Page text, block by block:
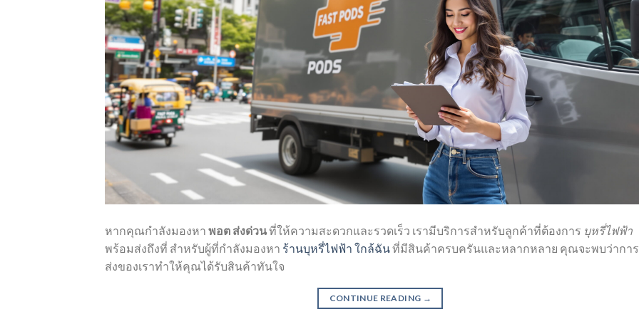
หากคุณกำลังมองหา พอต ส่งด่วนที่ให้ความสะดวกและรวดเร็ว เรามีบริการสำหรับลูกค้าที่ต้องการ บุหรี่ไฟฟ้า
พร้อมส่งถึงที่ สำหรับผู้ที่กำลังมองหา ร้านบุหรี่ไฟฟ้า ใกล้ฉันที่มีสินค้าครบครันและหลากหลาย คุณจะพบว่ากา
ส่งของเราทำให้คุณได้รับสินค้าทันใจ
CONTINUE READING →